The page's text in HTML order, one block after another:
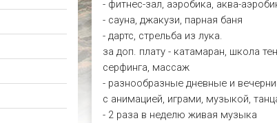
- фитнес-зал, аэробика, аква-
- сауна, джакузи, парная баня
- дартс, стрельба из лука.
за доп. плату - катамаран, школа
серфинга, массаж
- разнообразные дневные и
с анимацией, играми, музыкой,
- 2 раза в неделю живая музыка